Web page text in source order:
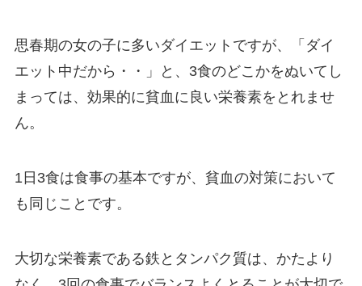
思春期の女の子に多いダイエットですが、「ダイ
エット中だから・・」と、3食のどこかをぬいてし
まっては、効果的に貧血に良い栄養素をとれませ
ん。
1日3食は食事の基本ですが、貧血の対策において
も同じことです。
大切な栄養素である鉄とタンパク質は、かたより